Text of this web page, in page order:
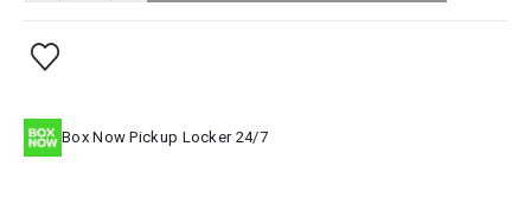
Box Now Pickup Locker 24/7